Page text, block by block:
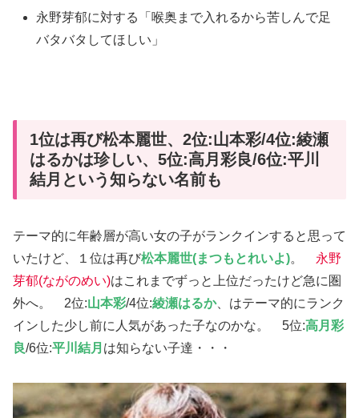
永野芽郁に対する「喉奥まで入れるから苦しんで足
バタバタしてほしい」
1位は再び松本麗世、2位:山本彩/4位:綾瀬
はるかは珍しい、5位:高月彩良/6位:平川
結月という知らない名前も
テーマ的に年齢層が高い女の子がランクインすると思って
いたけど、１位は再び松本麗世(まつもとれいよ)。 永野
芽郁(ながのめい)はこれまでずっと上位だったけど急に圏
外へ。 2位:山本彩/4位:綾瀬はるか、はテーマ的にランク
インした少し前に人気があった子なのかな。 5位:高月彩
良/6位:平川結月 は知らない子達・・・